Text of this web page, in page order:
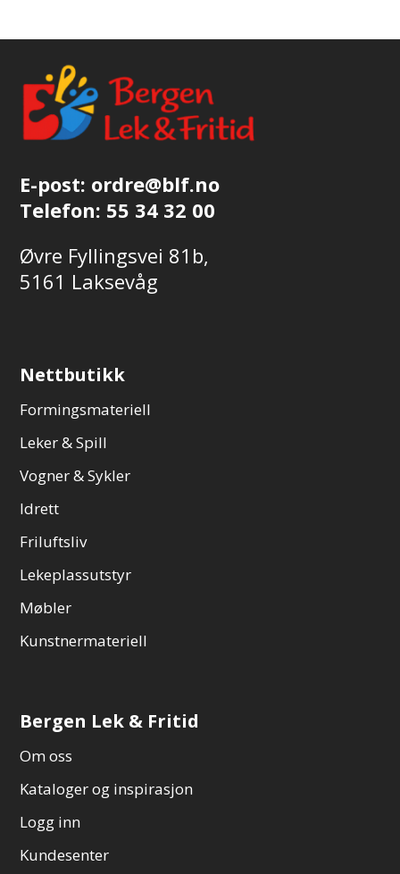
E-post: ordre@blf.no
Telefon: 55 34 32 00
Øvre Fyllingsvei 81b,
5161 Laksevåg
Nettbutikk
Formingsmateriell
Leker & Spill
Vogner & Sykler
Idrett
Friluftsliv
Lekeplassutstyr
Møbler
Kunstnermateriell
Bergen Lek & Fritid
Om oss
Kataloger og inspirasjon
Logg inn
Kundesenter